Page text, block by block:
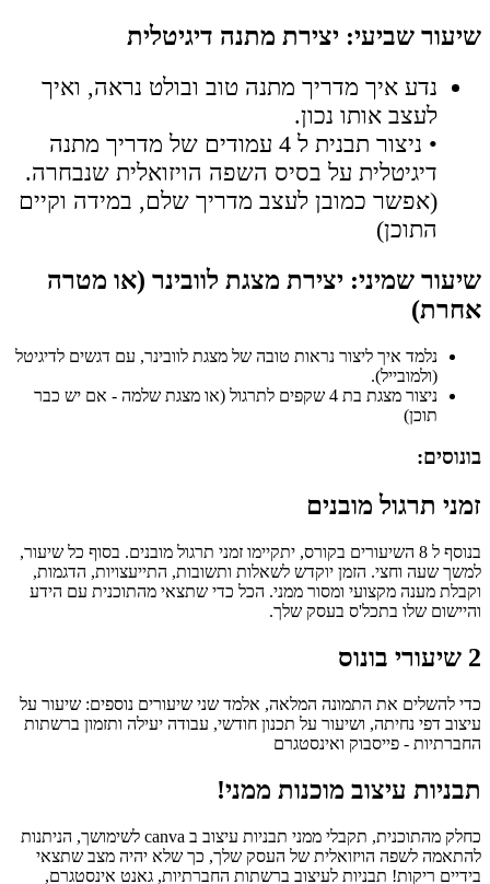
שיעור שביעי: יצירת מתנה דיגיטלית
נדע איך מדריך מתנה טוב ובולט נראה, ואיך
לעצב אותו נכון.
• ניצור תבנית ל 4 עמודים של מדריך מתנה
דיגיטלית על בסיס השפה הויזואלית שנבחרה.
(אפשר כמובן לעצב מדריך שלם, במידה וקיים
התוכן)
שיעור שמיני: יצירת מצגת לוובינר (או מטרה
אחרת)
נלמד איך ליצור נראות טובה של מצגת לוובינר, עם דגשים לדיגיטל
(ולמובייל).
ניצור מצגת בת 4 שקפים לתרגול (או מצגת שלמה - אם יש כבר
תוכן)
בונוסים:
זמני תרגול מובנים
בנוסף ל 8 השיעורים בקורס, יתקיימו זמני תרגול מובנים. בסוף כל שיעור,
למשך שעה וחצי. הזמן יוקדש לשאלות ותשובות, התייעצויות, הדגמות,
וקבלת מענה מקצועי ומסור ממני. הכל כדי שתצאי מהתוכנית עם הידע
והיישום שלו בתכל'ס בעסק שלך.
2 שיעורי בונוס
כדי להשלים את התמונה המלאה, אלמד שני שיעורים נוספים: שיעור על
עיצוב דפי נחיתה, ושיעור על תכנון חודשי, עבודה יעילה ותזמון ברשתות
החברתיות - פייסבוק ואינסטגרם
תבניות עיצוב מוכנות ממני!
כחלק מהתוכנית, תקבלי ממני תבניות עיצוב ב canva לשימושך, הניתנות
להתאמה לשפה הויזואלית של העסק שלך, כך שלא יהיה מצב שתצאי
בידיים ריקות! תבניות לעיצוב ברשתות החברתיות, גאנט אינסטגרם,